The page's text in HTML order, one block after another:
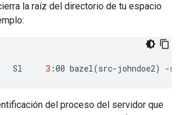
la raíz del directorio de tu espacio
Sl 3 :00 bazel(src-johndoe2) -
del proceso del servidor que